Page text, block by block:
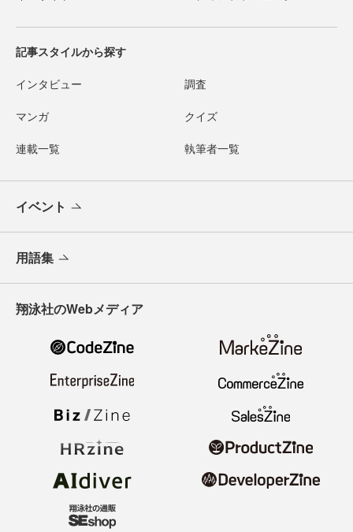
記事スタイルから探す
インタビュー 調査
マンガ クイズ
連載一覧 執筆者一覧
イベント
用語集
翔泳社のWebメディア